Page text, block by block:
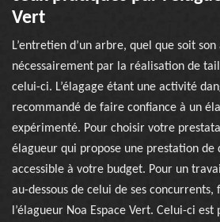
Vert
L’entretien d’un arbre, quel que soit son
nécessairement par la réalisation de
celui-ci. L’élagage étant une activité
recommandé de faire confiance à un
expérimenté. Pour choisir votre
élagueur qui propose une prestation de
accessible à votre budget. Pour un
au-dessous de celui de ses concurrents,
l’élagueur Noa Espace Vert. Celui-ci